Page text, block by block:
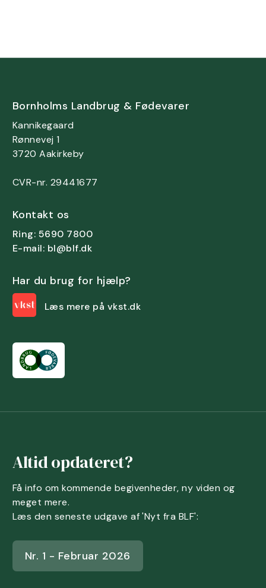
Bornholms Landbrug & Fødevarer
Kannikegaard
Rønnevej 1
3720 Aakirkeby
CVR-nr. 29441677
Kontakt os
Ring: 5690 7800
E-mail: bl@blf.dk
Har du brug for hjælp?
Læs mere på vkst.dk
Altid opdateret?
Få info om kommende begivenheder, ny viden og
meget mere.
Læs den seneste udgave af 'Nyt fra BLF':
Nr. 1 - Februar 2026